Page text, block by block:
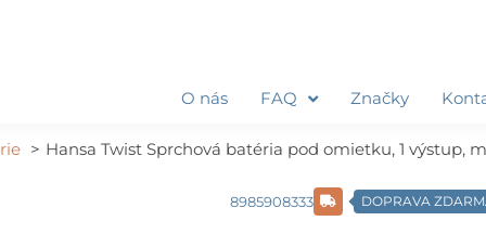
O nás FAQ Značky
Hansa Twist Sprchová batéria pod omietku, 1 výstup,
8985908333 DOPRAVA